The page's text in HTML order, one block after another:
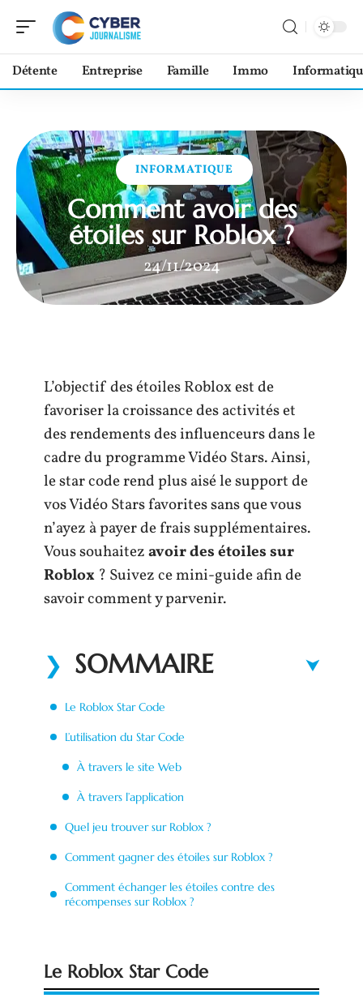
Détente Entreprise Famille Immo
INFORMATIQUE
Comment avoir des
étoiles sur Roblox ?
24/11/2024
L’objectif des étoiles Roblox est de
favoriser la croissance des activités et
des rendements des influenceurs dans le
cadre du programme Vidéo Stars. Ainsi,
le star code rend plus aisé le support de
vos Vidéo Stars favorites sans que vous
n’ayez à payer de frais supplémentaires.
Vous souhaitezavoir des étoiles sur
Roblox ? Suivez ce mini-guide afin de
savoir comment y parvenir.
SOMMAIRE
Le Roblox Star Code
L’utilisation du Star Code
À travers le site Web
À travers l’application
Quel jeu trouver sur Roblox ?
Comment gagner des étoiles sur Roblox ?
Comment échanger les étoiles contre des
récompenses sur Roblox ?
Le Roblox Star Code